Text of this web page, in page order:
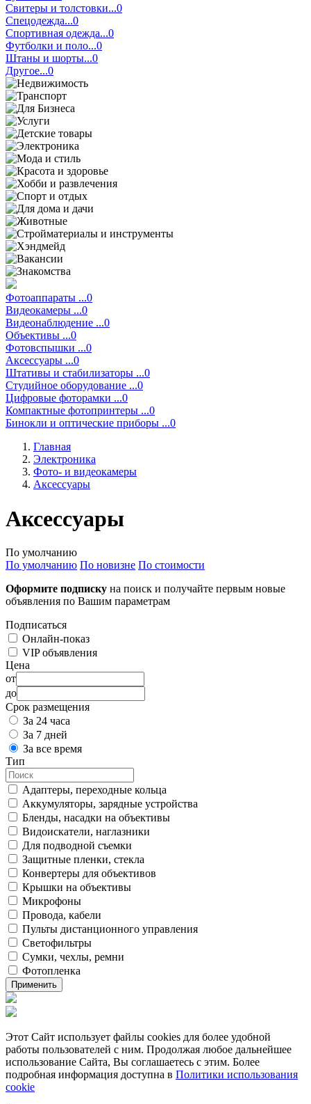
Свитеры и толстовки...0
Спецодежда...0
Спортивная одежда...0
Футболки и поло...0
Штаны и шорты...0
Другое...0
Фотоаппараты ...0
Видеокамеры ...0
Видеонаблюдение ...0
Объективы ...0
Фотовспышки ...0
Аксессуары ...0
Штативы и стабилизаторы ...0
Студийное оборудование ...0
Цифровые фоторамки ...0
Компактные фотопринтеры ...0
Бинокли и оптические приборы ...0
Главная
Электроника
Фото- и видеокамеры
Аксессуары
Аксессуары
По умолчанию
По умолчанию По новизне По стоимости
Оформите подписку на поиск и получайте первым новые
объявления по Вашим параметрам
Подписаться
Онлайн-показ
VIP объявления
Цена
от
до
Срок размещения
За 24 часа
За 7 дней
За все время
Тип
Адаптеры, переходные кольца
Аккумуляторы, зарядные устройства
Бленды, насадки на объективы
Видоискатели, наглазники
Для подводной съемки
Защитные пленки, стекла
Конвертеры для объективов
Крышки на объективы
Микрофоны
Провода, кабели
Пульты дистанционного управления
Светофильтры
Сумки, чехлы, ремни
Фотопленка
Применить
Этот Сайт использует файлы cookies для более удобной
работы пользователей с ним. Продолжая любое дальнейшее
использование Сайта, Вы соглашаетесь с этим. Более
подробная информация доступна в Политики использования
cookie